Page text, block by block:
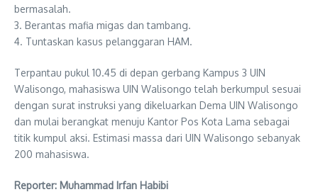
bermasalah.
3. Berantas mafia migas dan tambang.
4. Tuntaskan kasus pelanggaran HAM.
Terpantau pukul 10.45 di depan gerbang Kampus 3 UIN
Walisongo, mahasiswa UIN Walisongo telah berkumpul sesuai
dengan surat instruksi yang dikeluarkan Dema UIN Walisongo
dan mulai berangkat menuju Kantor Pos Kota Lama sebagai
titik kumpul aksi. Estimasi massa dari UIN Walisongo sebanyak
200 mahasiswa.
Reporter: Muhammad Irfan Habibi